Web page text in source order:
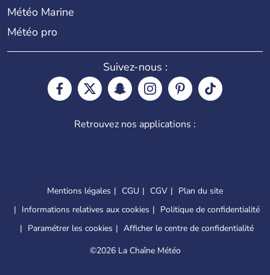
Météo Marine
Météo pro
Suivez-nous :
Retrouvez nos applications :
Mentions légales CGU CGV
Plan du site
Informations relatives aux cookies
Politique de confidentialité
Paramétrer les cookies
Afficher le centre de confidentialité
©2026 La Chaîne Météo